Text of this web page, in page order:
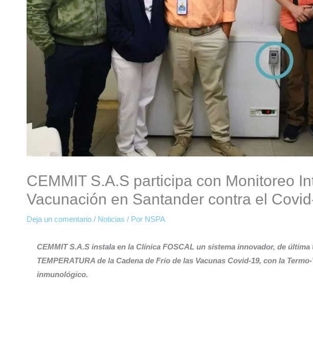
CEMMIT S.A.S participa con Monitoreo
Vacunación en Santander contra el
Deja un comentario / Noticias / Por NSPA
CEMMIT S.A.S instala en la Clínica FOSCAL un sistema innovador, de
TEMPERATURA de la Cadena de Frío de las Vacunas Covid-19, con la
inmunológico.